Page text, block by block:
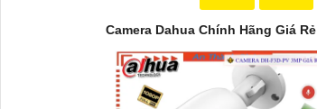
Camera Dahua Chính Hãng Giá Rẻ